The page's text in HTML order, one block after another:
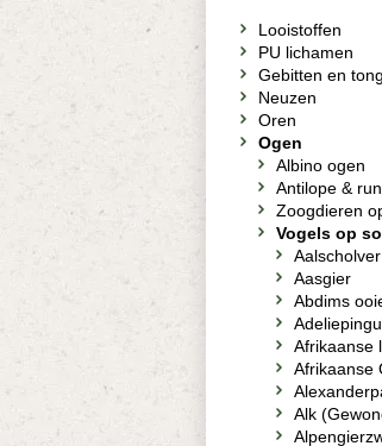
Looistoffen
PU lichamen
Gebitten en
Neuzen
Oren
Ogen
Albino ogen
Antilope &
Zoogdieren
Vogels op
Aalscholver
Aasgier
Abdims
Afrikaanse
Afrikaanse
Alk